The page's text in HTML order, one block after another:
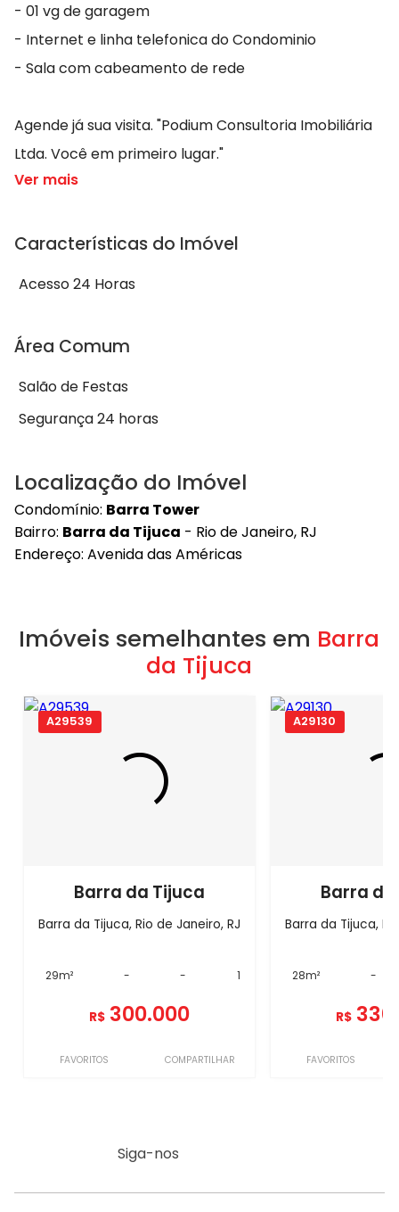
- 01 vg de garagem
- Internet e linha telefonica do Condominio
- Sala com cabeamento de rede
Agende já sua visita. "Podium Consultoria Imobiliária
Ltda. Você em primeiro lugar."
Ver mais
Características do Imóvel
Acesso 24 Horas
Área Comum
Salão de Festas
Segurança 24 horas
Localização do Imóvel
Condomínio: Barra Tower
Bairro: Barra da Tijuca - Rio de Janeiro, RJ
Endereço: Avenida das Américas
Imóveis semelhantes em Barra
da Tijuca
A29539
Barra da Tijuca
Barra da Tijuca, Rio de Janeiro, RJ
29m² - - 1
R$ 300.000
FAVORITOS COMPARTILHAR
A29130
Barra
Barra da Tijuca,
28m² -
R$
FAVORITOS
Siga-nos